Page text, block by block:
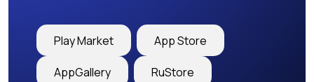
закупки
Play Market App Store
AppGallery RuStore